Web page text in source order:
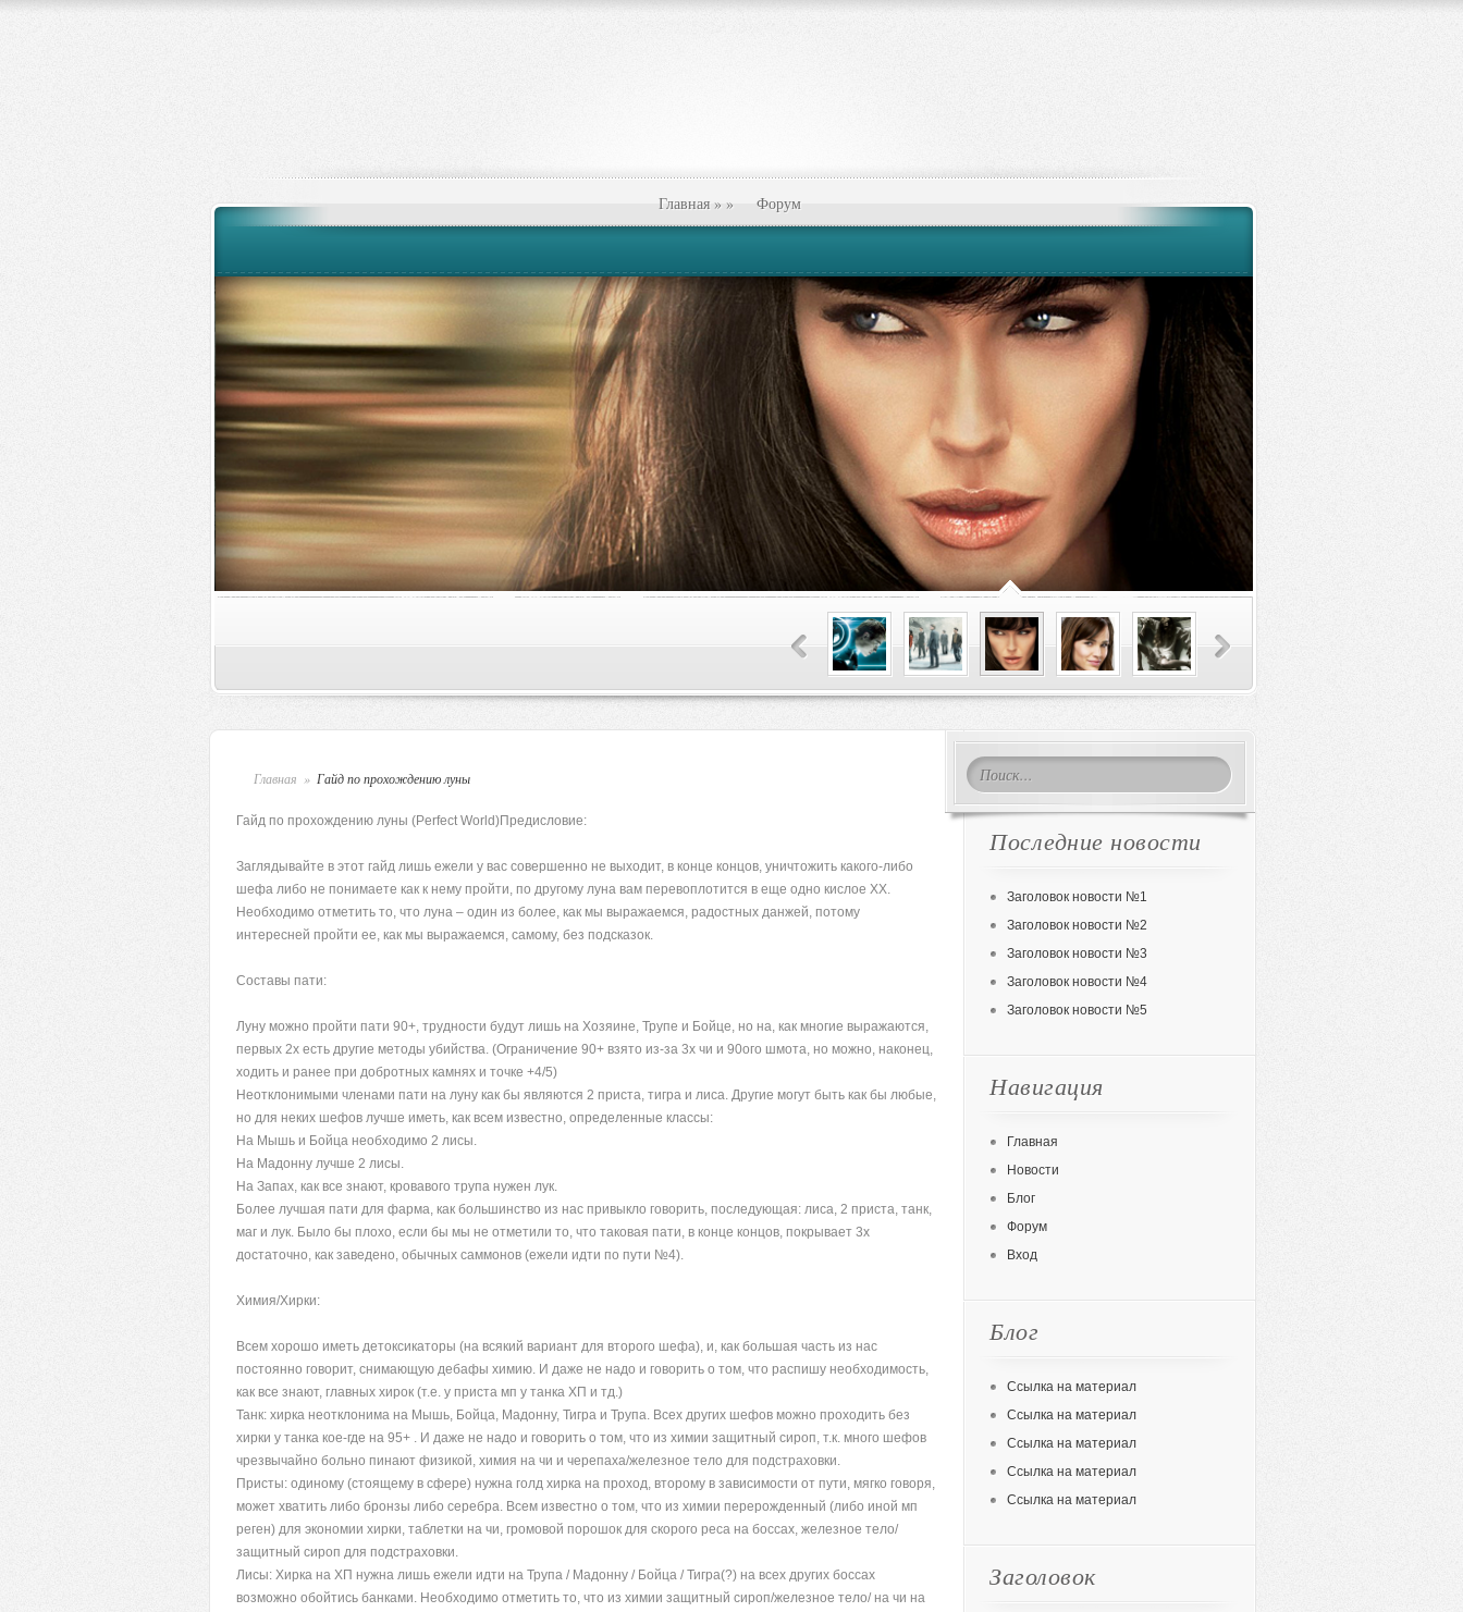
Главная » » Форум
Главная » Гайд по прохождению луны
Гайд по прохождению луны (Perfect World)Предисловие:
Заглядывайте в этот гайд лишь ежели у вас совершенно не выходит, в конце концов, уничтожить какого-либо
шефа либо не понимаете как к нему пройти, по другому луна вам перевоплотится в еще одно кислое ХХ.
Необходимо отметить то, что луна – один из более, как мы выражаемся, радостных данжей, потому
интересней пройти ее, как мы выражаемся, самому, без подсказок.
Составы пати:
Луну можно пройти пати 90+, трудности будут лишь на Хозяине, Трупе и Бойце, но на, как многие выражаются,
первых 2х есть другие методы убийства. (Ограничение 90+ взято из-за 3х чи и 90ого шмота, но можно, наконец,
ходить и ранее при добротных камнях и точке +4/5)
Неотклонимыми членами пати на луну как бы являются 2 приста, тигра и лиса. Другие могут быть как бы любые,
но для неких шефов лучше иметь, как всем известно, определенные классы:
На Мышь и Бойца необходимо 2 лисы.
На Мадонну лучше 2 лисы.
На Запах, как все знают, кровавого трупа нужен лук.
Более лучшая пати для фарма, как большинство из нас привыкло говорить, последующая: лиса, 2 приста, танк,
маг и лук. Было бы плохо, если бы мы не отметили то, что таковая пати, в конце концов, покрывает 3х
достаточно, как заведено, обычных саммонов (ежели идти по пути №4).
Химия/Хирки:
Всем хорошо иметь детоксикаторы (на всякий вариант для второго шефа), и, как большая часть из нас
постоянно говорит, снимающую дебафы химию. И даже не надо и говорить о том, что распишу необходимость,
как все знают, главных хирок (т.е. у приста мп у танка ХП и тд.)
Танк: хирка неотклонима на Мышь, Бойца, Мадонну, Тигра и Трупа. Всех других шефов можно проходить без
хирки у танка кое-где на 95+ . И даже не надо и говорить о том, что из химии защитный сироп, т.к. много шефов
чрезвычайно больно пинают физикой, химия на чи и черепаха/железное тело для подстраховки.
Присты: одиному (стоящему в сфере) нужна голд хирка на проход, второму в зависимости от пути, мягко говоря,
может хватить либо бронзы либо серебра. Всем известно о том, что из химии перерожденный (либо иной мп
реген) для экономии хирки, таблетки на чи, громовой порошок для скорого реса на боссах, железное тело/
защитный сироп для подстраховки.
Лисы: Хирка на ХП нужна лишь ежели идти на Трупа / Мадонну / Бойца / Тигра(?) на всех других боссах
возможно обойтись банками. Необходимо отметить то, что из химии защитный сироп/железное тело/ на чи на
Последние новости
Заголовок новости №1
Заголовок новости №2
Заголовок новости №3
Заголовок новости №4
Заголовок новости №5
Навигация
Главная
Новости
Блог
Форум
Вход
Блог
Ссылка на материал
Ссылка на материал
Ссылка на материал
Ссылка на материал
Ссылка на материал
Заголовок